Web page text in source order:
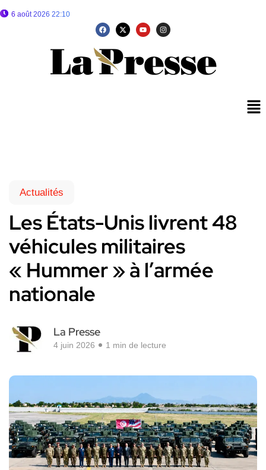
6 août 2026 22:10
Actualités
Les États-Unis livrent 48
véhicules militaires
« Hummer » à l’armée
nationale
La Presse
4 juin 2026 1 min de lecture